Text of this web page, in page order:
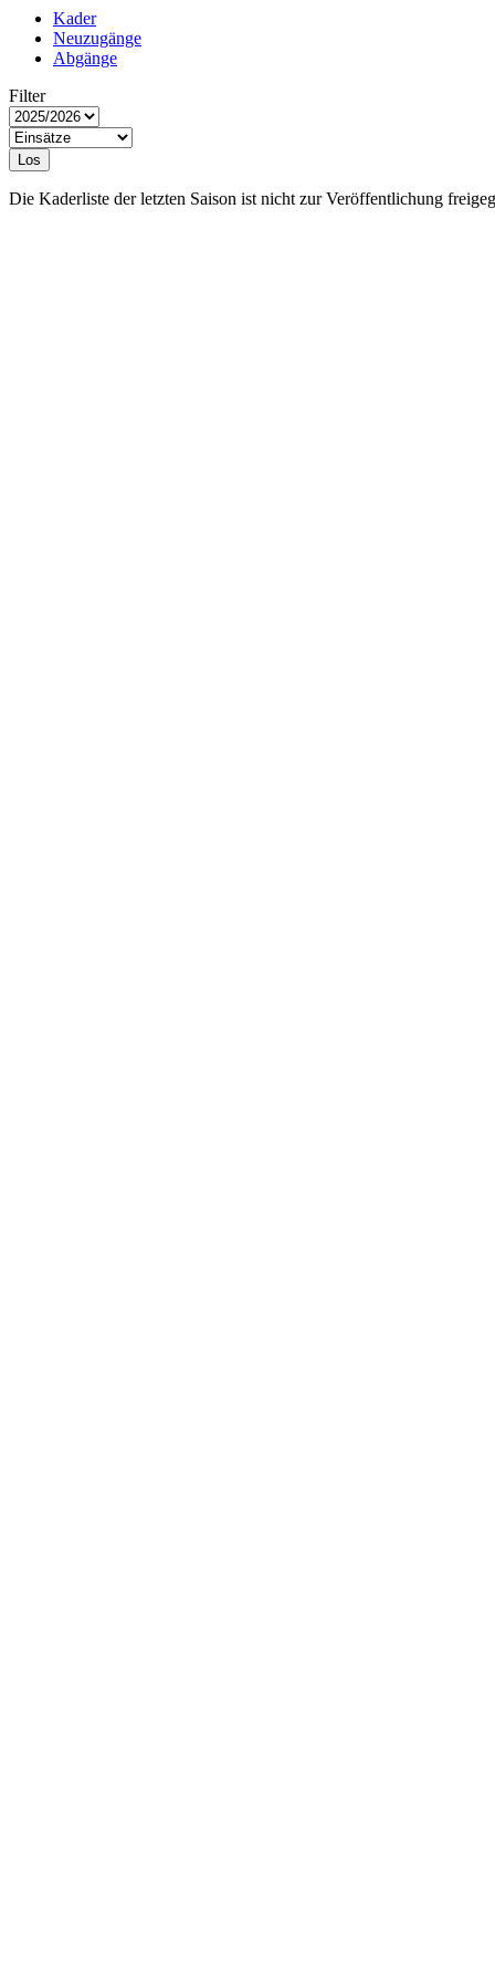
Kader
Neuzugänge
Abgänge
Filter
Los
Die Kaderliste der letzten Saison ist nicht zur Veröffentlichung